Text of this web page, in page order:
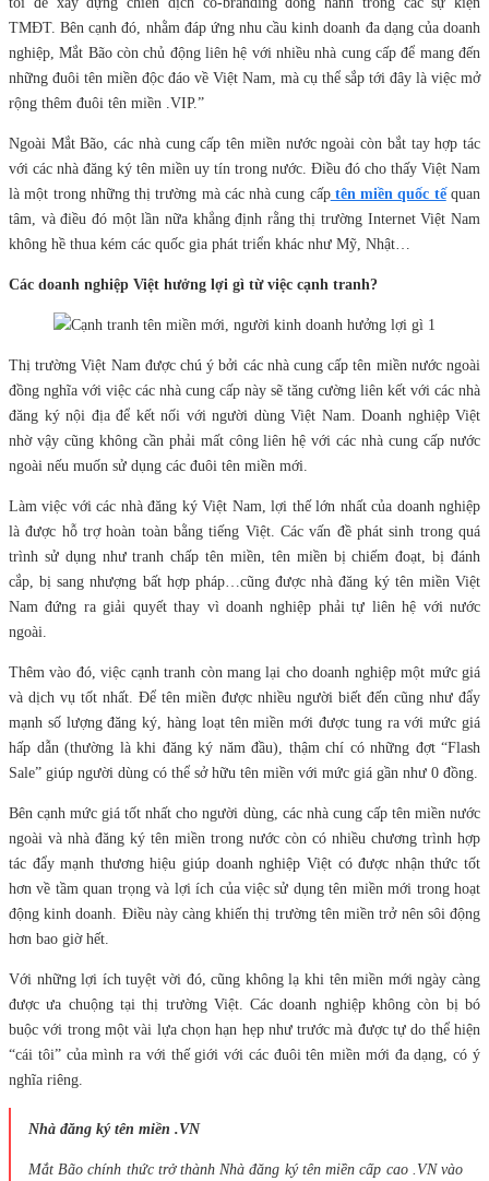
TMĐT. Bên cạnh đó, nhằm đáp ứng nhu cầu kinh doanh đa dạng của doanh
nghiệp, Mắt Bão còn chủ động liên hệ với nhiều nhà cung cấp để mang đến
những đuôi tên miền độc đáo về Việt Nam, mà cụ thể sắp tới đây là việc mở
rộng thêm đuôi tên miền .VIP.”
Ngoài Mắt Bão, các nhà cung cấp tên miền nước ngoài còn bắt tay hợp tác
với các nhà đăng ký tên miền uy tín trong nước. Điều đó cho thấy Việt Nam
là một trong những thị trường mà các nhà cung cấptên miền quốc tếquan
tâm, và điều đó một lần nữa khẳng định rằng thị trường Internet Việt Nam
không hề thua kém các quốc gia phát triển khác như Mỹ, Nhật…
Các doanh nghiệp Việt hưởng lợi gì từ việc cạnh tranh?
Thị trường Việt Nam được chú ý bởi các nhà cung cấp tên miền nước ngoài
đồng nghĩa với việc các nhà cung cấp này sẽ tăng cường liên kết với các nhà
đăng ký nội địa để kết nối với người dùng Việt Nam. Doanh nghiệp Việt
nhờ vậy cũng không cần phải mất công liên hệ với các nhà cung cấp nước
ngoài nếu muốn sử dụng các đuôi tên miền mới.
Làm việc với các nhà đăng ký Việt Nam, lợi thế lớn nhất của doanh nghiệp
là được hỗ trợ hoàn toàn bằng tiếng Việt. Các vấn đề phát sinh trong quá
trình sử dụng như tranh chấp tên miền, tên miền bị chiếm đoạt, bị đánh
cắp, bị sang nhượng bất hợp pháp…cũng được nhà đăng ký tên miền Việt
Nam đứng ra giải quyết thay vì doanh nghiệp phải tự liên hệ với nước
ngoài.
Thêm vào đó, việc cạnh tranh còn mang lại cho doanh nghiệp một mức giá
và dịch vụ tốt nhất. Để tên miền được nhiều người biết đến cũng như đẩy
mạnh số lượng đăng ký, hàng loạt tên miền mới được tung ra với mức giá
hấp dẫn (thường là khi đăng ký năm đầu), thậm chí có những đợt “Flash
Sale” giúp người dùng có thể sở hữu tên miền với mức giá gần như 0 đồng.
Bên cạnh mức giá tốt nhất cho người dùng, các nhà cung cấp tên miền nước
ngoài và nhà đăng ký tên miền trong nước còn có nhiều chương trình hợp
tác đẩy mạnh thương hiệu giúp doanh nghiệp Việt có được nhận thức tốt
hơn về tầm quan trọng và lợi ích của việc sử dụng tên miền mới trong hoạt
động kinh doanh. Điều này càng khiến thị trường tên miền trở nên sôi động
hơn bao giờ hết.
Với những lợi ích tuyệt vời đó, cũng không lạ khi tên miền mới ngày càng
được ưa chuộng tại thị trường Việt. Các doanh nghiệp không còn bị bó
buộc với trong một vài lựa chọn hạn hẹp như trước mà được tự do thể hiện
“cái tôi” của mình ra với thế giới với các đuôi tên miền mới đa dạng, có ý
nghĩa riêng.
Nhà đăng ký tên miền .VN
Mắt Bão chính thức trở thành Nhà đăng ký tên miền cấp cao .VN vào